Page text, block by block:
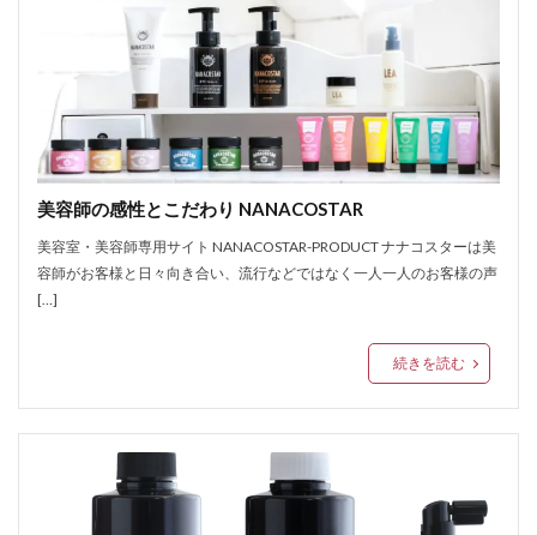
美容師の感性とこだわり NANACOSTAR
美容室・美容師専用サイト NANACOSTAR-PRODUCT ナナコスターは美
容師がお客様と日々向き合い、流行などではなく一人一人のお客様の声
[…]
続きを読む